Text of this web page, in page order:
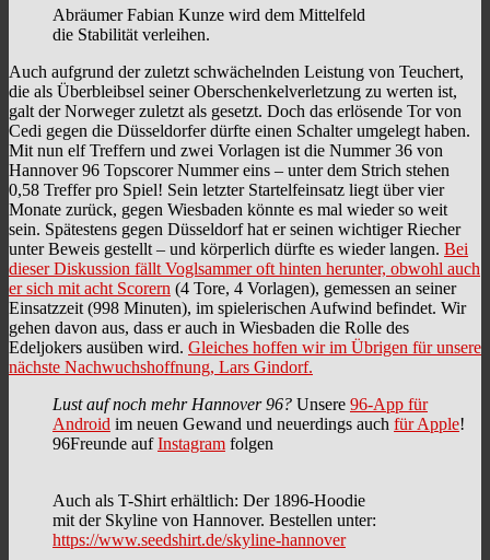
Abräumer Fabian Kunze wird dem Mittelfeld
die Stabilität verleihen.
Auch aufgrund der zuletzt schwächelnden Leistung von Teuchert,
die als Überbleibsel seiner Oberschenkelverletzung zu werten ist,
galt der Norweger zuletzt als gesetzt. Doch das erlösende Tor von
Cedi gegen die Düsseldorfer dürfte einen Schalter umgelegt haben.
Mit nun elf Treffern und zwei Vorlagen ist die Nummer 36 von
Hannover 96 Topscorer Nummer eins – unter dem Strich stehen
0,58 Treffer pro Spiel! Sein letzter Startelfeinsatz liegt über vier
Monate zurück, gegen Wiesbaden könnte es mal wieder so weit
sein. Spätestens gegen Düsseldorf hat er seinen wichtiger Riecher
unter Beweis gestellt – und körperlich dürfte es wieder langen. Bei
dieser Diskussion fällt Voglsammer oft hinten herunter, obwohl auch
er sich mit acht Scorern (4 Tore, 4 Vorlagen), gemessen an seiner
Einsatzzeit (998 Minuten), im spielerischen Aufwind befindet. Wir
gehen davon aus, dass er auch in Wiesbaden die Rolle des
Edeljokers ausüben wird. Gleiches hoffen wir im Übrigen für unsere
nächste Nachwuchshoffnung, Lars Gindorf.
Lust auf noch mehr Hannover 96? Unsere 96-App für
Android im neuen Gewand und neuerdings auch für Apple!
96Freunde aufInstagram folgen
Auch als T-Shirt erhältlich: Der 1896-Hoodie
mit der Skyline von Hannover. Bestellen unter:
https://www.seedshirt.de/skyline-hannover